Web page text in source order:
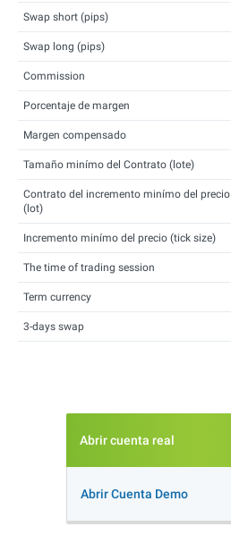
Swap short (pips)
Swap long (pips)
Commission
Porcentaje de margen
Margen compensado
Tamaño minímo del Contrato (lote)
Contrato del incremento minímo del precio
(lot)
Incremento minímo del precio (tick size)
The time of trading session
Term currency
3-days swap
Abrir cuenta real
Abrir Cuenta Demo